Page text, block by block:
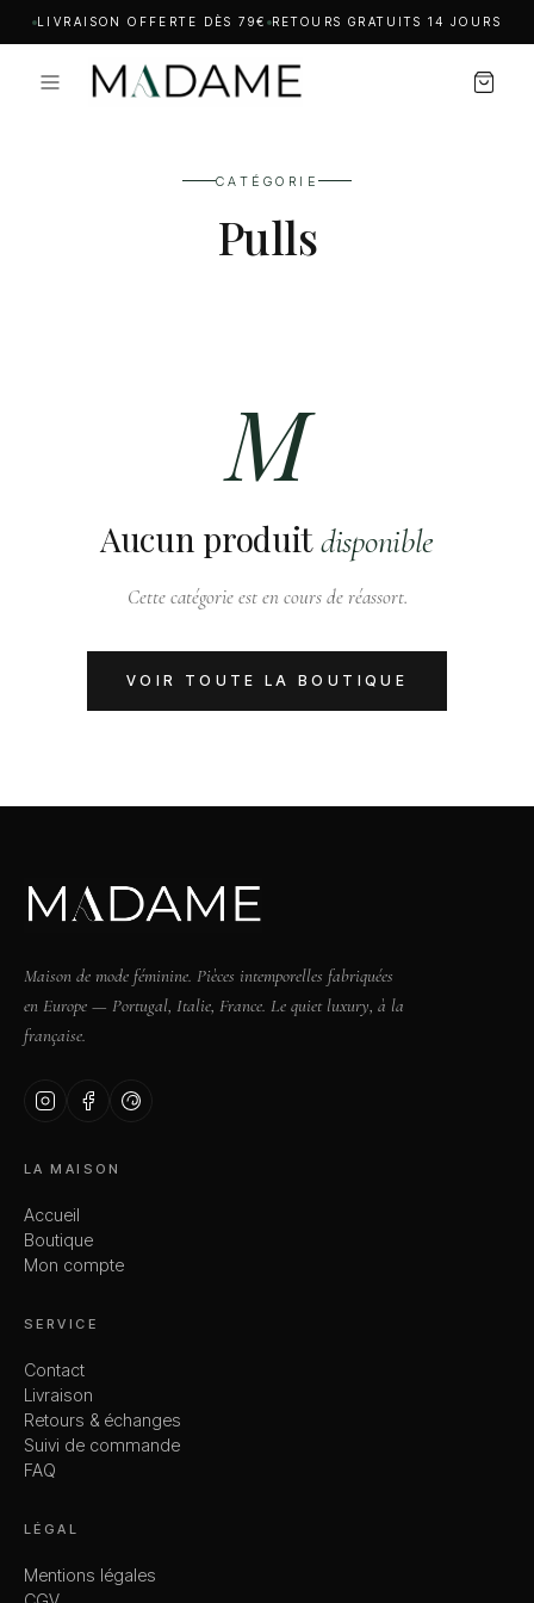
LIVRAISON OFFERTE DÈS 79€ RETOURS GRATUITS 14 JOURS
CATÉGORIE
Pulls
M
Aucun produitdisponible
Cette catégorie est en cours de réassort.
VOIR TOUTE LA BOUTIQUE
Maison de mode féminine. Pièces intemporelles fabriquées
en Europe — Portugal, Italie, France. Le quiet luxury, à la
française.
LA MAISON
Accueil
Boutique
Mon compte
SERVICE
Contact
Livraison
Retours & échanges
Suivi de commande
FAQ
LÉGAL
Mentions légales